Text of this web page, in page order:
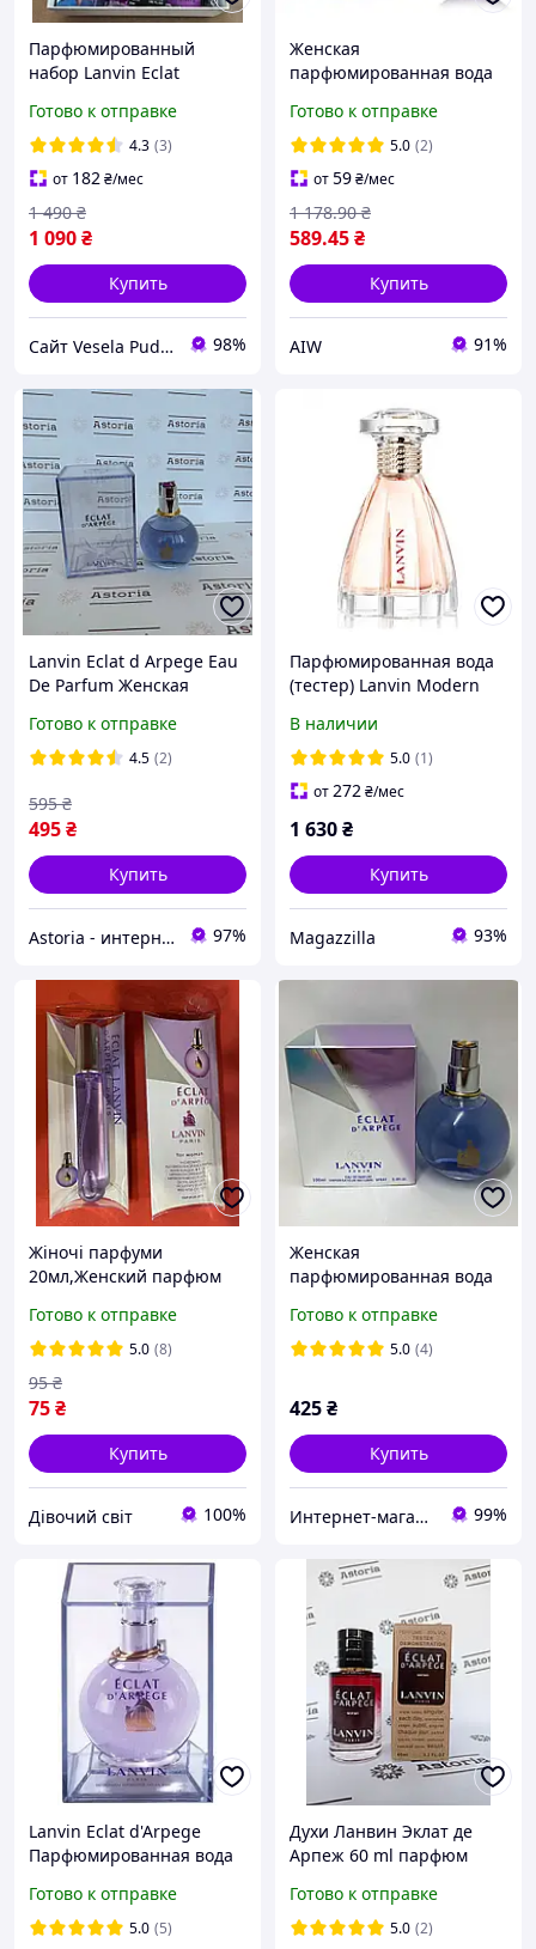
Парфюмированный
набор Lanvin Eclat
Готово к отправке
4.3 (3)
от 182₴/мес
1 090₴
1 490 ₴
Купить
Сайт Vesela Pudra 98%
Женская
парфюмированная вода
(яркий сияющий
цветочный аромат) AIW
W
Готово к отправке
5.0 (2)
от59₴/мес
589.45₴
1 178.90 ₴
Купить
AIW 91%
Lanvin Eclat d Arpege Eau
De Parfum Женская
100 ml Ланвин Эклат
Д'Арпеж Женские духи
Готово к отправке
4.5 (2)
495₴
595 ₴
Купить
Astoria - интернет-магазин косметики и парфюмерии 97%
Парфюмированная вода
(тестер) Lanvin Modern
В наличии
5.0 (1)
от272₴/мес
1 630₴
Купить
Magazzilla 93%
Жіночі парфуми
20мл,Женский парфюм
Готово к отправке
5.0 (8)
75₴
95 ₴
Купить
Дівочий світ 100%
Женская
парфюмированная вода
(Ланвин Эклат Дарпеж)
100 мл
Готово к отправке
5.0 (4)
425₴
Купить
Интернет-магазин "Ladys-shop" 99%
Lanvin Eclat d'Arpege
Парфюмированная вода
Готово к отправке
5.0 (5)
Духи Ланвин Эклат де
Арпеж 60 ml парфюм
женская туалетная вода
Готово к отправке
5.0 (2)